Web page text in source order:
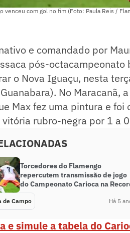
venceu com gol no fim (Foto: Paula Reis /
e comandado por
pós-octacampeonato
o Nova Iguaçu, nesta
No Maracanã,
Max fez uma pintura e
vitória rubro-negra por 1 a
Torcedores do Flamengo
repercutem transmissão de jogo
do Campeonato Carioca na
de Campo Há 5
e simule a tabela do